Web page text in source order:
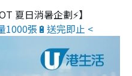
夏日消暑企劃⚡】
1000張🔋送完即止 <